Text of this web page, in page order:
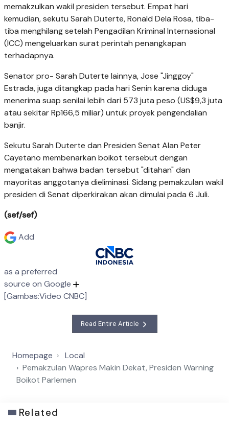
memakzulkan wakil presiden tersebut. Empat hari
kemudian, sekutu Sarah Duterte, Ronald Dela Rosa, tiba-
tiba menghilang setelah Pengadilan Kriminal Internasional
(ICC) mengeluarkan surat perintah penangkapan
terhadapnya.
Senator pro- Sarah Duterte lainnya, Jose "Jinggoy"
Estrada, juga ditangkap pada hari Senin karena diduga
menerima suap senilai lebih dari 573 juta peso (US$9,3 juta
atau sekitar Rp166,5 miliar) untuk proyek pengendalian
banjir.
Sekutu Sarah Duterte dan Presiden Senat Alan Peter
Cayetano membenarkan boikot tersebut dengan
mengatakan bahwa badan tersebut "ditahan" dan
mayoritas anggotanya dieliminasi. Sidang pemakzulan wakil
presiden di Senat diperkirakan akan dimulai pada 6 Juli.
(sef/sef)
Add
as a preferred
source on Google
[Gambas:Video CNBC]
Read Entire Article
Homepage
Local
Pemakzulan Wapres Makin Dekat, Presiden Warning
Boikot Parlemen
Related